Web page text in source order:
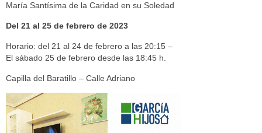
María Santísima de la Caridad en su Soledad
Del 21 al 25 de febrero de 2023
Horario: del 21 al 24 de febrero a las 20:15 –
El sábado 25 de febrero desde las 18:45 h.
Capilla del Baratillo – Calle Adriano